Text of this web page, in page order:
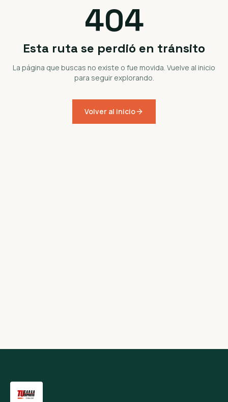
404
Esta ruta se perdió en tránsito
La página que buscas no existe o fue movida. Vuelve al inicio
para seguir explorando.
Volver al inicio